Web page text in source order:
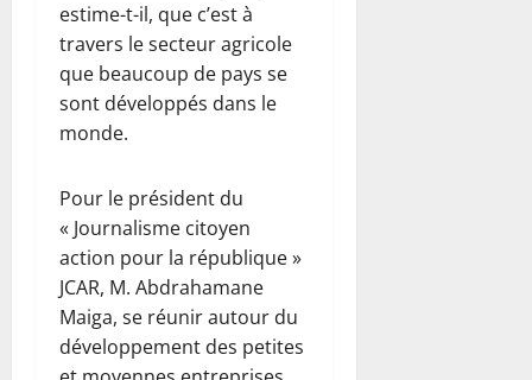
estime-t-il, que c’est à
travers le secteur agricole
que beaucoup de pays se
sont développés dans le
monde.
Pour le président du
« Journalisme citoyen
action pour la république »
JCAR, M. Abdrahamane
Maiga, se réunir autour du
développement des petites